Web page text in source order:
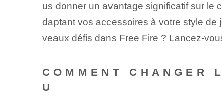
us donner un avantage significatif sur le
daptant vos accessoires à votre style
veaux défis dans Free Fire ? Lancez-
COMMENT CHANGER
U